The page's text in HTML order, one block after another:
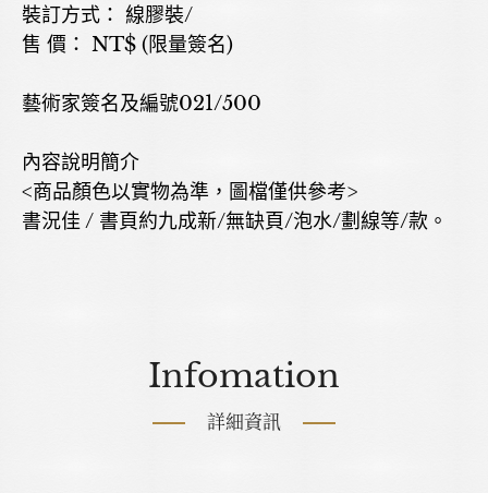
裝訂方式： 線膠裝/
售 價： NT$ (限量簽名)
藝術家簽名及編號021/500
內容說明簡介
<商品顏色以實物為準，圖檔僅供參考>
書況佳 / 書頁約九成新/無缺頁/泡水/劃線等/款。
Infomation
詳細資訊